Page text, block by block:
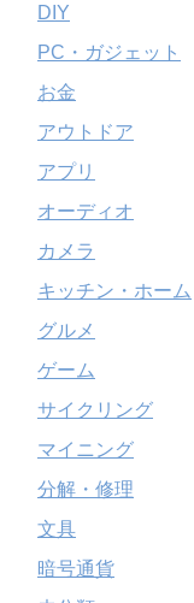
DIY
PC・ガジェット
お金
アウトドア
アプリ
オーディオ
カメラ
キッチン・ホーム
グルメ
ゲーム
サイクリング
マイニング
分解・修理
文具
暗号通貨